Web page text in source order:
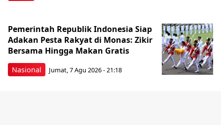
Nasional
Pemerintah Republik Indonesia Siap
Adakan Pesta Rakyat di Monas: Zikir
Bersama Hingga Makan Gratis
Jumat, 7 Agu 2026 - 21:18